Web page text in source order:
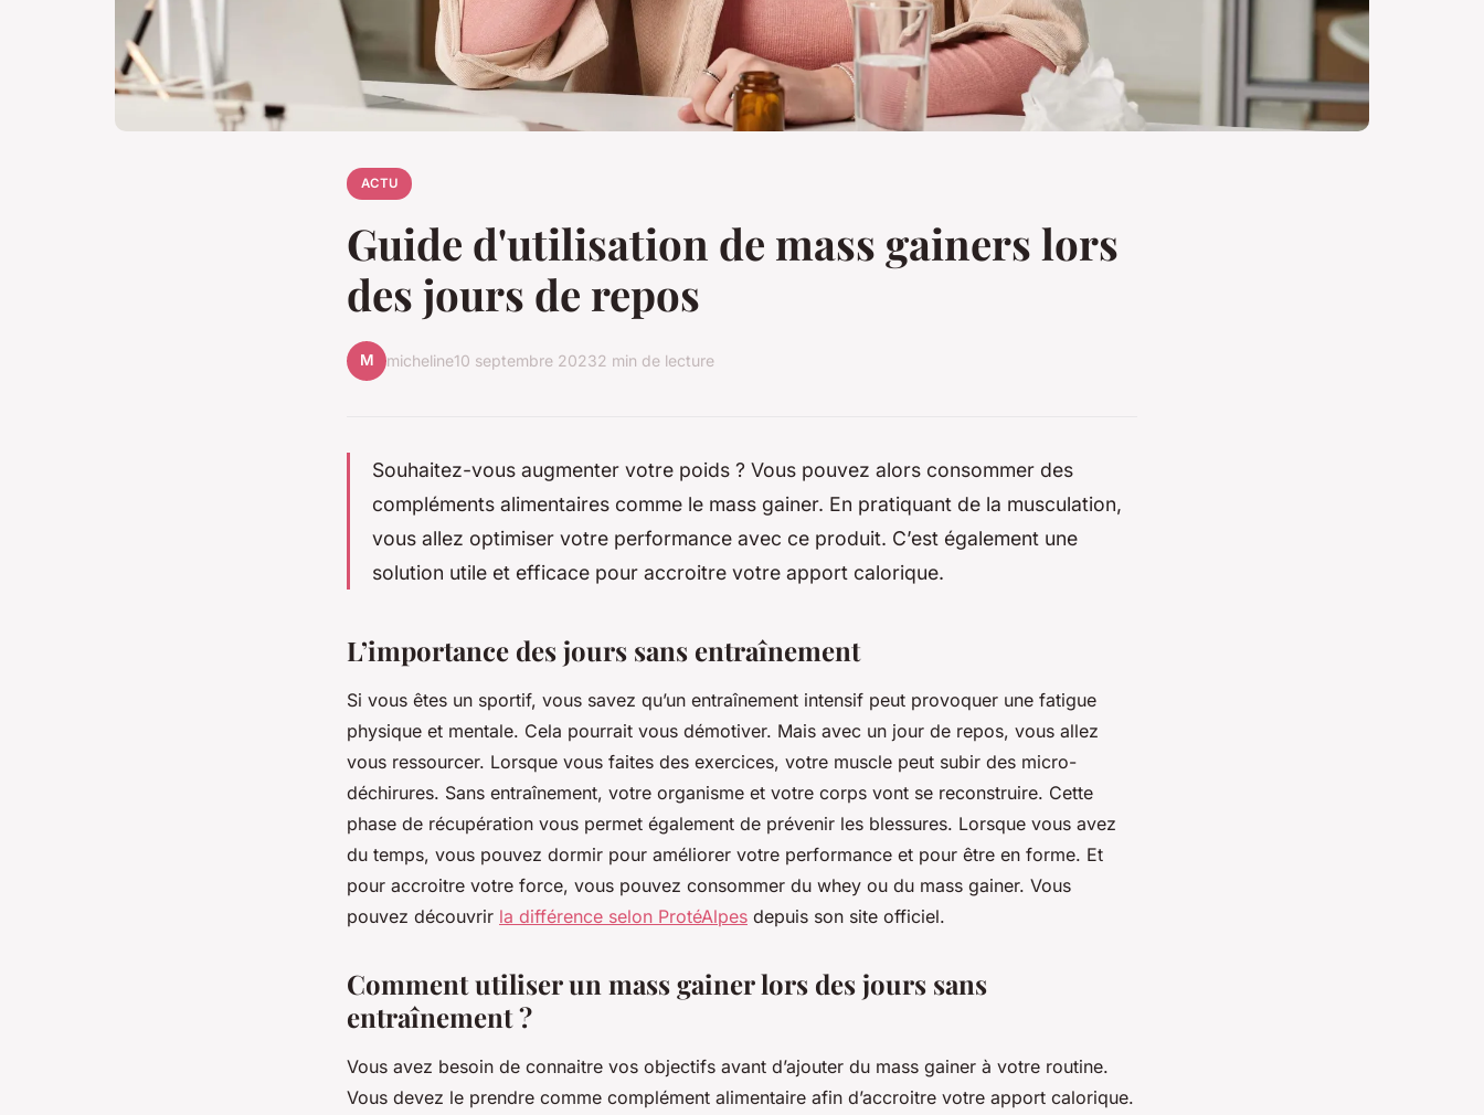
ACTU
Guide d'utilisation de mass gainers lors
des jours de repos
M micheline10 septembre 20232 min de lecture
Souhaitez-vous augmenter votre poids ? Vous pouvez alors consommer des
compléments alimentaires comme le mass gainer. En pratiquant de la musculation,
vous allez optimiser votre performance avec ce produit. C’est également une
solution utile et efficace pour accroitre votre apport calorique.
L’importance des jours sans entraînement
Si vous êtes un sportif, vous savez qu’un entraînement intensif peut provoquer une fatigue
physique et mentale. Cela pourrait vous démotiver. Mais avec un jour de repos, vous allez
vous ressourcer. Lorsque vous faites des exercices, votre muscle peut subir des micro-
déchirures. Sans entraînement, votre organisme et votre corps vont se reconstruire. Cette
phase de récupération vous permet également de prévenir les blessures. Lorsque vous avez
du temps, vous pouvez dormir pour améliorer votre performance et pour être en forme. Et
pour accroitre votre force, vous pouvez consommer du whey ou du mass gainer. Vous
pouvez découvrir la différence selon ProtéAlpes depuis son site officiel.
Comment utiliser un mass gainer lors des jours sans
entraînement ?
Vous avez besoin de connaitre vos objectifs avant d’ajouter du mass gainer à votre routine.
Vous devez le prendre comme complément alimentaire afin d’accroitre votre apport calorique.